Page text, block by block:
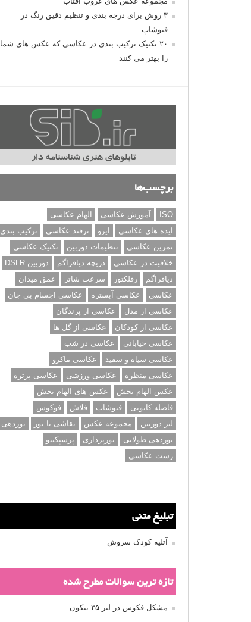
۳ روش برای درجه بندی و تنظیم دقیق رنگ در
فتوشاپ
۲۰ تکنیک ترکیب بندی در عکاسی که عکس های شما
را بهتر می کنند
برچسب‌ها
ISO آموزش عکاسی
الهام عکاسی
ایده های عکاسی
ایزو ترفند عکاسی
ترکیب بندی
تمرین عکاسی
تنظیمات دوربین
تکنیک عکاسی
خلاقیت در عکاسی
دریچه دیافراگم
دوربین DSLR
دیافراگم
رفلکتور سرعت شاتر
عمق میدان
عکاسی
عکاسی آبستره
عکاسی اجسام بی جان
عکاسی از مدل
عکاسی از پرندگان
عکاسی از کودکان
عکاسی از گل ها
عکاسی خیابانی
عکاسی در شب
عکاسی سیاه و سفید
عکاسی ماکرو
عکاسی منظره
عکاسی ورزشی
عکاسی پرتره
عکس الهام بخش
عکس های الهام بخش
فاصله کانونی
فتوشاپ فلاش
فوکوس
لنز دوربین
مجموعه عکس نقاشی با نور
نوردهی
نوردهی طولانی
نورپردازی
پرسپکتیو
ژست عکاسی
تبلیغ متنی
آتلیه کودک سروش
تازه ترین سوالات مطرح شده
مشکل فکوس در لنز ۳۵ نیکون